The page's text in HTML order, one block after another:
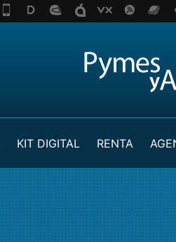
KIT DIGITAL RENTA